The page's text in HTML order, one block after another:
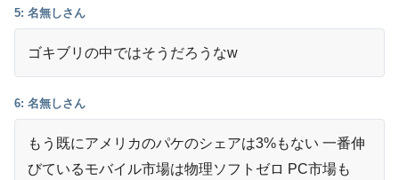
5: 名無しさん
ゴキブリの中ではそうだろうなw
6: 名無しさん
もう既にアメリカのパケのシェアは3%もない 一番伸
びているモバイル市場は物理ソフトゼロ PC市場も